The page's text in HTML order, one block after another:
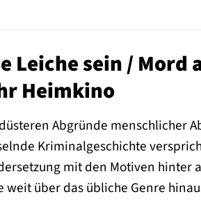
Leiche sein /
Heimkino
Abgründe menschlicher
Kriminalgeschichte
mit den Motiven hinter
über das übliche Genre